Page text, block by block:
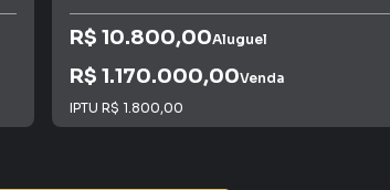
R$ 10.800,00Aluguel
R$ 1.170.000,00Venda
IPTU R$ 1.800,00